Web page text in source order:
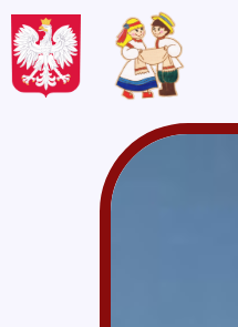
treści